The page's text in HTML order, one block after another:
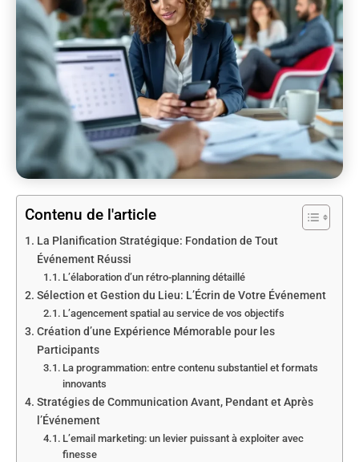
Contenu de l'article
La Planification Stratégique: Fondation de Tout
Événement Réussi
L’élaboration d’un rétro-planning détaillé
Sélection et Gestion du Lieu: L’Écrin de Votre Événement
L’agencement spatial au service de vos objectifs
Création d’une Expérience Mémorable pour les
Participants
La programmation: entre contenu substantiel et formats
innovants
Stratégies de Communication Avant, Pendant et Après
l’Événement
L’email marketing: un levier puissant à exploiter avec
finesse